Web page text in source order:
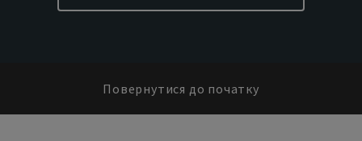
Повернутися до початку